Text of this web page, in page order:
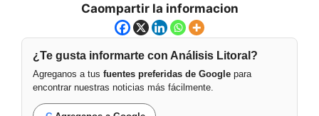
Caompartir la informacion
¿Te gusta informarte con Análisis Litoral?
Agreganos a tus fuentes preferidas de Google para
encontrar nuestras noticias más fácilmente.